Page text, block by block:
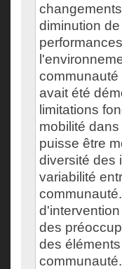
diminution
avait été
limitations
mobilité
puisse être
diversité des
variabilité
des
des
communauté.